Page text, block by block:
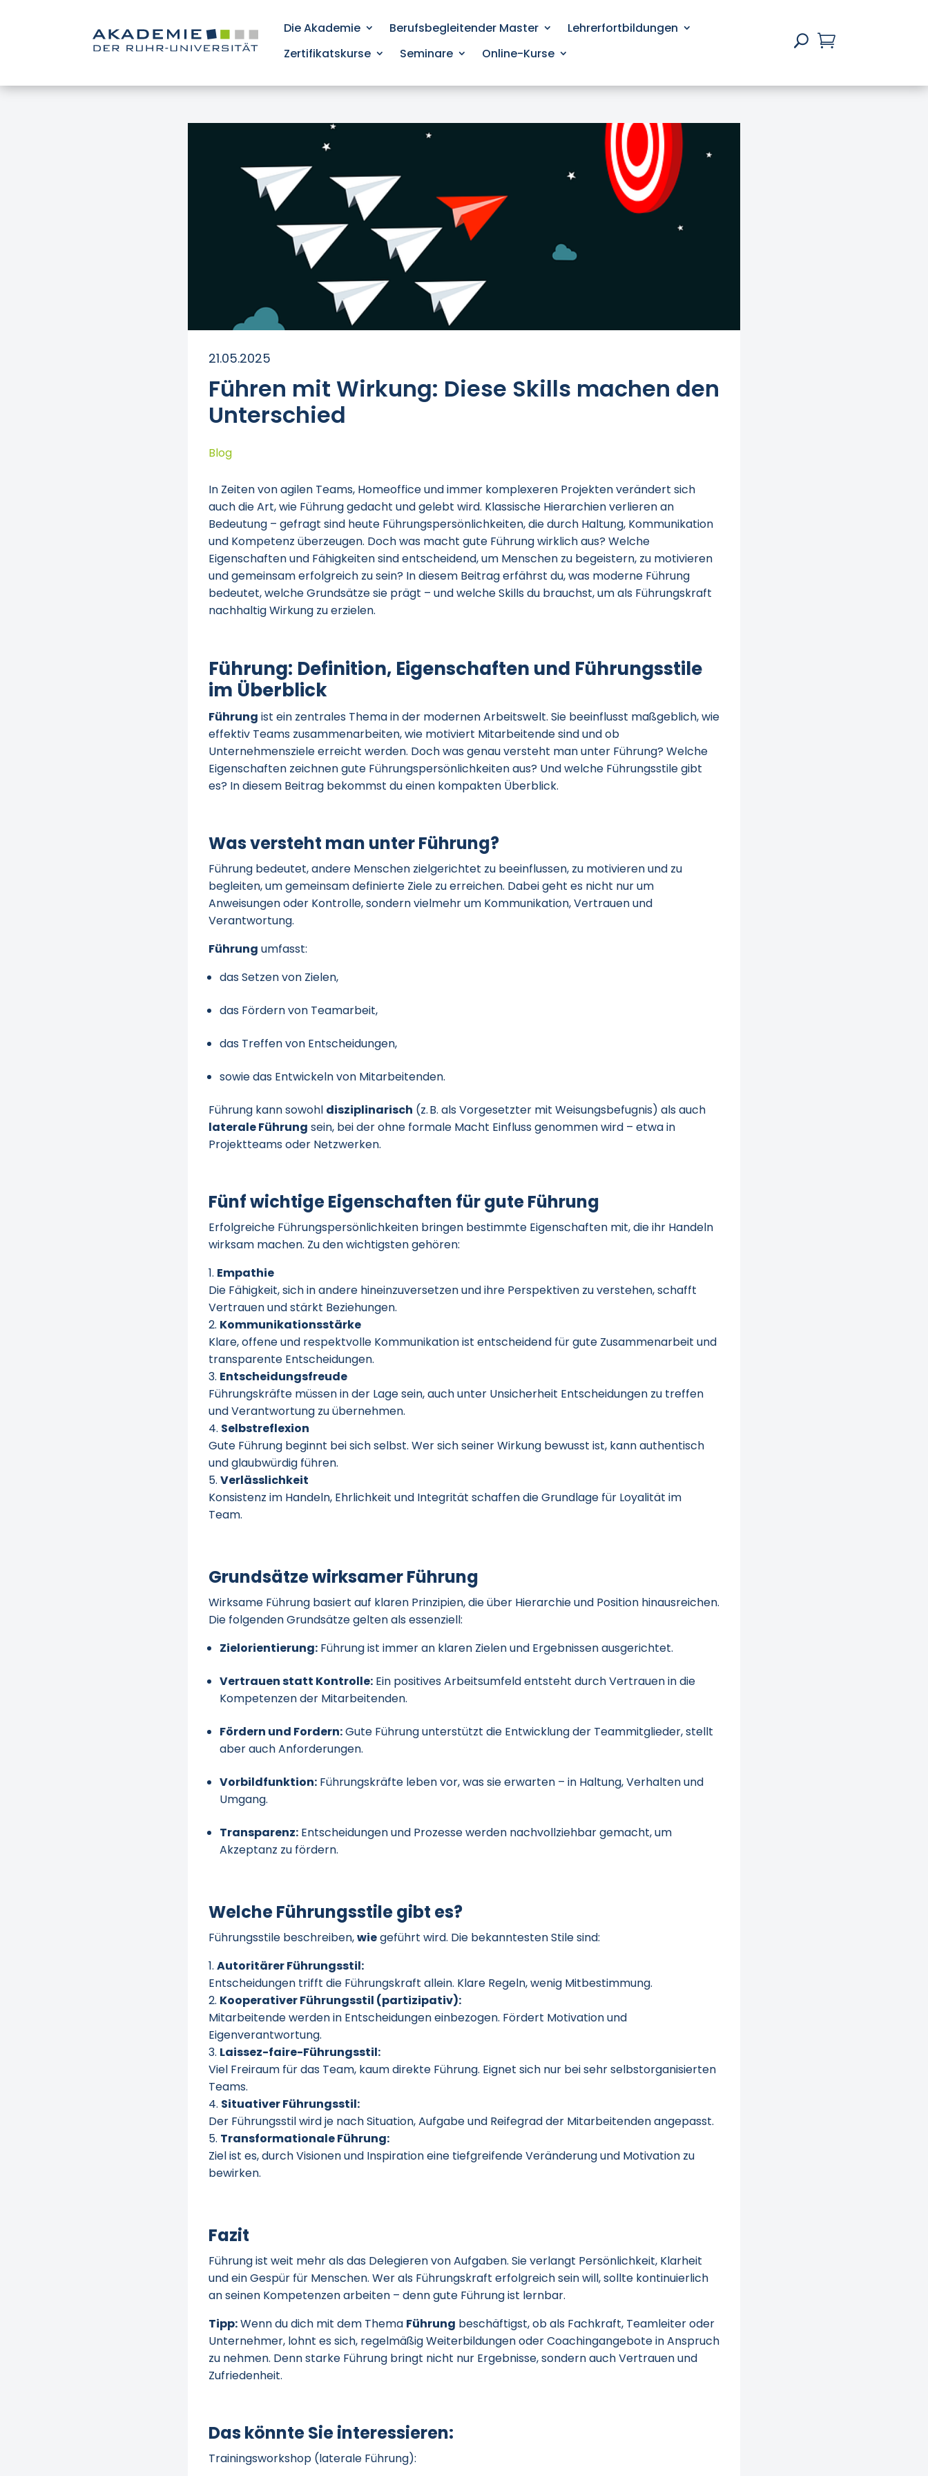
Die Akademie Berufsbegleitender Master
Lehrerfortbildungen
Zertifikatskurse
Seminare Online-Kurse
U 
21.05.2025
Führen mit Wirkung: Diese Skills machen den
Unterschied
Blog
In Zeiten von agilen Teams, Homeoffice und immer komplexeren Projekten verändert sich
auch die Art, wie Führung gedacht und gelebt wird. Klassische Hierarchien verlieren an
Bedeutung – gefragt sind heute Führungspersönlichkeiten, die durch Haltung, Kommunikation
und Kompetenz überzeugen. Doch was macht gute Führung wirklich aus? Welche
Eigenschaften und Fähigkeiten sind entscheidend, um Menschen zu begeistern, zu motivieren
und gemeinsam erfolgreich zu sein? In diesem Beitrag erfährst du, was moderne Führung
bedeutet, welche Grundsätze sie prägt – und welche Skills du brauchst, um als Führungskraft
nachhaltig Wirkung zu erzielen.
Führung: Definition, Eigenschaften und Führungsstile
im Überblick
Führung ist ein zentrales Thema in der modernen Arbeitswelt. Sie beeinflusst maßgeblich, wie
effektiv Teams zusammenarbeiten, wie motiviert Mitarbeitende sind und ob
Unternehmensziele erreicht werden. Doch was genau versteht man unter Führung? Welche
Eigenschaften zeichnen gute Führungspersönlichkeiten aus? Und welche Führungsstile gibt
es? In diesem Beitrag bekommst du einen kompakten Überblick.
Was versteht man unter Führung?
Führung bedeutet, andere Menschen zielgerichtet zu beeinflussen, zu motivieren und zu
begleiten, um gemeinsam definierte Ziele zu erreichen. Dabei geht es nicht nur um
Anweisungen oder Kontrolle, sondern vielmehr um Kommunikation, Vertrauen und
Verantwortung.
Führung umfasst:
das Setzen von Zielen,
das Fördern von Teamarbeit,
das Treffen von Entscheidungen,
sowie das Entwickeln von Mitarbeitenden.
Führung kann sowohl disziplinarisch (z.B. als Vorgesetzter mit Weisungsbefugnis) als auch
laterale Führung sein, bei der ohne formale Macht Einfluss genommen wird – etwa in
Projektteams oder Netzwerken.
Fünf wichtige Eigenschaften für gute Führung
Erfolgreiche Führungspersönlichkeiten bringen bestimmte Eigenschaften mit, die ihr Handeln
wirksam machen. Zu den wichtigsten gehören:
Empathie
Die Fähigkeit, sich in andere hineinzuversetzen und ihre Perspektiven zu verstehen, schafft
Vertrauen und stärkt Beziehungen.
Kommunikationsstärke
Klare, offene und respektvolle Kommunikation ist entscheidend für gute Zusammenarbeit und
transparente Entscheidungen.
Entscheidungsfreude
Führungskräfte müssen in der Lage sein, auch unter Unsicherheit Entscheidungen zu treffen
und Verantwortung zu übernehmen.
Selbstreflexion
Gute Führung beginnt bei sich selbst. Wer sich seiner Wirkung bewusst ist, kann authentisch
und glaubwürdig führen.
Verlässlichkeit
Konsistenz im Handeln, Ehrlichkeit und Integrität schaffen die Grundlage für Loyalität im
Team.
Grundsätze wirksamer Führung
Wirksame Führung basiert auf klaren Prinzipien, die über Hierarchie und Position hinausreichen.
Die folgenden Grundsätze gelten als essenziell:
Zielorientierung: Führung ist immer an klaren Zielen und Ergebnissen ausgerichtet.
Vertrauen statt Kontrolle: Ein positives Arbeitsumfeld entsteht durch Vertrauen in die
Kompetenzen der Mitarbeitenden.
Fördern und Fordern:Gute Führung unterstützt die Entwicklung der Teammitglieder, stellt
aber auch Anforderungen.
Vorbildfunktion: Führungskräfte leben vor, was sie erwarten – in Haltung, Verhalten und
Umgang.
Transparenz: Entscheidungen und Prozesse werden nachvollziehbar gemacht, um
Akzeptanz zu fördern.
Welche Führungsstile gibt es?
Führungsstile beschreiben,wiegeführt wird. Die bekanntesten Stile sind:
Autoritärer Führungsstil:
Entscheidungen trifft die Führungskraft allein. Klare Regeln, wenig Mitbestimmung.
Kooperativer Führungsstil (partizipativ):
Mitarbeitende werden in Entscheidungen einbezogen. Fördert Motivation und
Eigenverantwortung.
Laissez-faire-Führungsstil:
Viel Freiraum für das Team, kaum direkte Führung. Eignet sich nur bei sehr selbstorganisierten
Teams.
Situativer Führungsstil:
Der Führungsstil wird je nach Situation, Aufgabe und Reifegrad der Mitarbeitenden angepasst.
Transformationale Führung:
Ziel ist es, durch Visionen und Inspiration eine tiefgreifende Veränderung und Motivation zu
bewirken.
Fazit
Führung ist weit mehr als das Delegieren von Aufgaben. Sie verlangt Persönlichkeit, Klarheit
und ein Gespür für Menschen. Wer als Führungskraft erfolgreich sein will, sollte kontinuierlich
an seinen Kompetenzen arbeiten – denn gute Führung ist lernbar.
Tipp:Wenn du dich mit dem Thema Führung beschäftigst, ob als Fachkraft, Teamleiter oder
Unternehmer, lohnt es sich, regelmäßig Weiterbildungen oder Coachingangebote in Anspruch
zu nehmen. Denn starke Führung bringt nicht nur Ergebnisse, sondern auch Vertrauen und
Zufriedenheit.
Das könnte Sie interessieren:
Trainingsworkshop (laterale Führung):